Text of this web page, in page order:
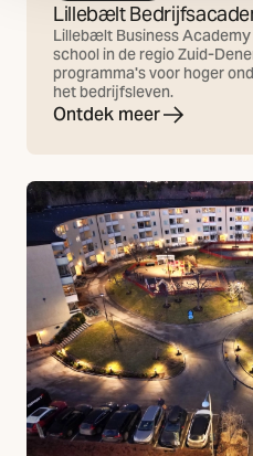
Lillebælt
Lillebælt Business
school in de regio Zuid-
programma's voor hoger
het bedrijfsleven.
Ontdek meer